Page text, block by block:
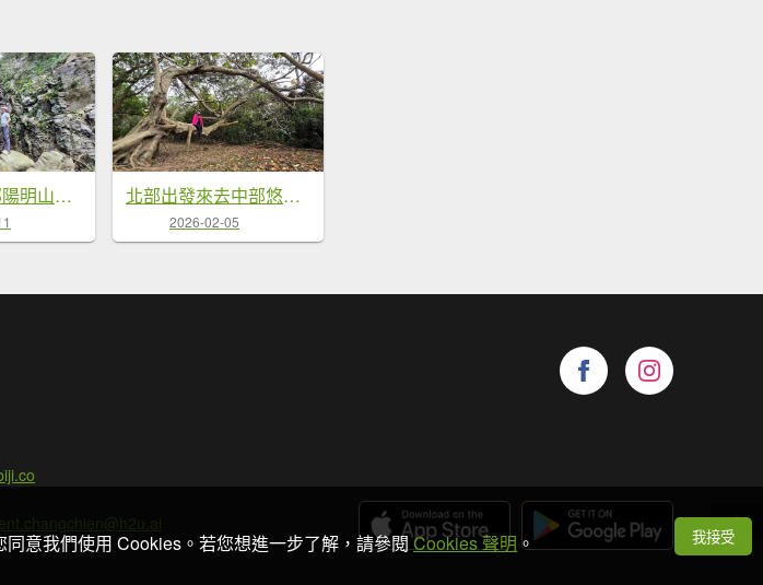
享受台北近郊陽明山小秘境楓林瀑布的清新芬多精 北部出發來去中部悠哉走個鐵砧山
2026-02-05
意我們使用 Cookies。若您想進一步了解，請參閱Cookies 聲明 。 我接受